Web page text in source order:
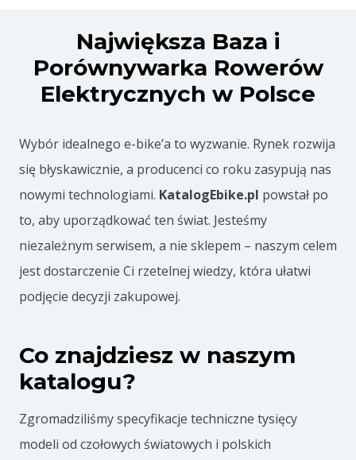
z
y
s
l
n
i
k
e
-
b
k
e
Największa Baza i
Porównywarka Rowerów
Elektrycznych w Polsce
Wybór idealnego e-bike’a to wyzwanie. Rynek rozwija
się błyskawicznie, a producenci co roku zasypują nas
nowymi technologiami. KatalogEbike.pl powstał po
to, aby uporządkować ten świat. Jesteśmy
niezależnym serwisem, a nie sklepem – naszym celem
jest dostarczenie Ci rzetelnej wiedzy, która ułatwi
podjęcie decyzji zakupowej.
Co znajdziesz w naszym
katalogu?
Zgromadziliśmy specyfikacje techniczne tysięcy
modeli od czołowych światowych i polskich